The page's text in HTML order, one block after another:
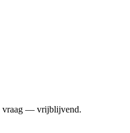
vraag — vrijblijvend.